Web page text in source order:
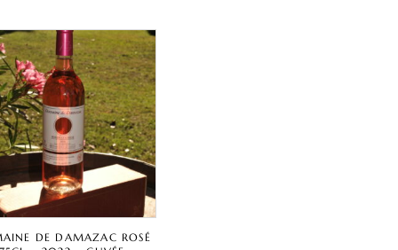
DE DAMAZAC ROSÉ